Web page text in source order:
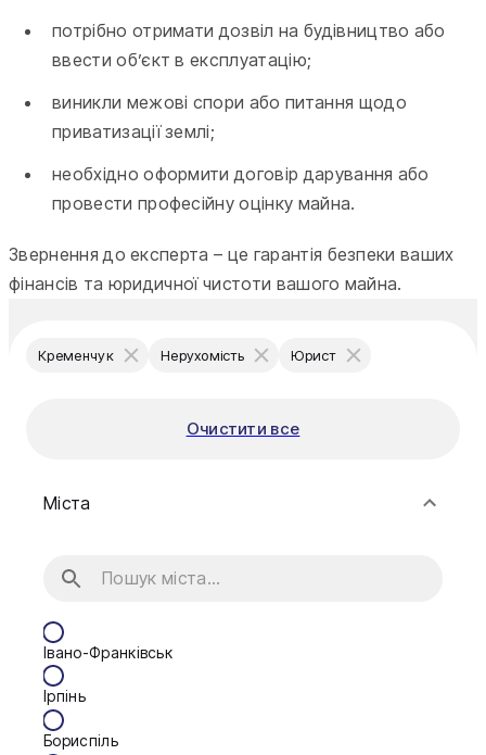
потрібно отримати дозвіл на будівництво або
ввести об’єкт в експлуатацію;
виникли межові спори або питання щодо
приватизації землі;
необхідно оформити договір дарування або
провести професійну оцінку майна.
Звернення до експерта – це гарантія безпеки ваших
фінансів та юридичної чистоти вашого майна.
Кременчук Нерухомість Юрист
Очистити все
Міста
Івано-Франківськ
Ірпінь
Бориспіль